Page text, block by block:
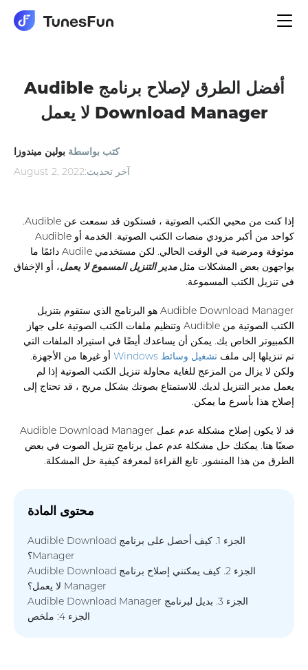
الملاحة
تبديل
أفضل الطرق لإصلاح برنامج Audible
Download Manager لا يعمل
كتب بواسطة بولين ميندوزا
آخر تحديث:August 2, 2022
إذا كنت من محبي الكتب الصوتية ، فستكون قد سمعت عن Audible.
كواحد من أكبر مزودي منصات الكتب الصوتية. الخدمة أو Audible
موثوقة ومرضية في الوقت الحالي. لكن مستخدمي Audile دائمًا ما
يواجهون بعض المشكلات مثلمدير التنزيل المسموع لا يعمل، أو الإخفاق
في تنزيل الكتب المسموعة.
Audible Download Manager هو البرنامج الذي ستقوم بتنزيل
الكتب الصوتية من Audible وتنظيم ملفات الكتب الصوتية على جهاز
الكمبيوتر الخاص بك. يمكن أن يساعدك أيضًا في استيراد الملفات التي
تم تنزيلها إلى ملف تشغيل وسائط Windows
أو غيرها من الأجهزة.
ولكن لا يزال من المزعج للغاية محاولة تنزيل الكتب الصوتية إذا لم
يعمل مدير التنزيل لديك. للاستمتاع بصوتك بشكل مريح ، قد تحتاج إلى
إصلاح هذا بأسرع ما يمكن.
قد لا يكون إصلاح مشكلة عدم عمل Audible Download Manager
صعبًا هنا. يمكنك حل مشكلة عدم عمل برنامج تنزيل الصوت في بعض
الطرق من هذا المنشور. تابع القراءة لمعرفة كيفية حل المشكلة.
محتوى المادة
الجزء 1. كيف أحصل على برنامج Audible Download
Manager؟
الجزء 2. كيف يمكنني إصلاح برنامج Audible Download
Manager لا يعمل؟
الجزء 3. بديل لبرنامج Audible Download Manager
الجزء 4: ملخص